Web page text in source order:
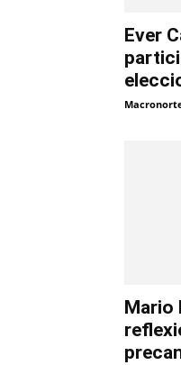
Ever
Mario